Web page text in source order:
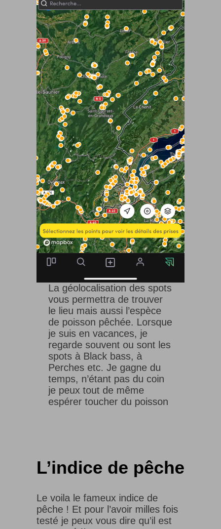
La géolocalisation des spots
vous permettra de trouver
le lieu mais aussi l’espèce
de poisson pêchée. Lorsque
je suis en vacances, je
regarde souvent ou sont les
spots à Black bass, à
Perches etc. Je gagne du
temps, n’étant pas du coin
je peux tout de même
espérer toucher du poisson
L’indice de pêche
Le voila le fameux indice de
pêche ! Et pour l’avoir milles fois
testé je peux vous dire qu’il est